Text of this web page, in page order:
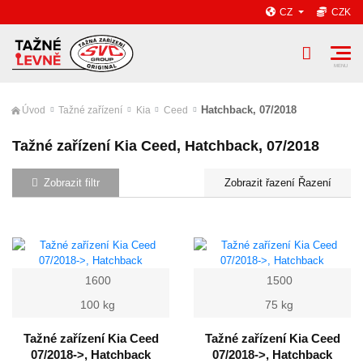
CZ CZK
Úvod Tažné zařízení Kia Ceed Hatchback, 07/2018
Tažné zařízení Kia Ceed, Hatchback, 07/2018
Zobrazit filtr Řazení
1600
100 kg
Tažné zařízení Kia Ceed
07/2018->, Hatchback
1500
75 kg
Tažné zařízení Kia Ceed
07/2018->, Hatchback